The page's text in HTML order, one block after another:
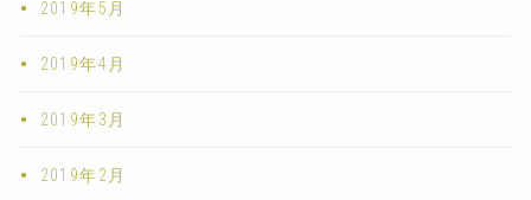
2019年5月
2019年4月
2019年3月
2019年2月